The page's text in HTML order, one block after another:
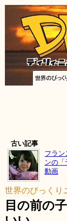
古い記事
フラン
ンの
動画
世界のびっくり
目の前の